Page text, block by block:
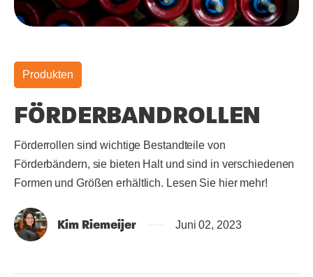
Produkten
FÖRDERBANDROLLEN
Förderrollen sind wichtige Bestandteile von
Förderbändern, sie bieten Halt und sind in verschiedenen
Formen und Größen erhältlich. Lesen Sie hier mehr!
Kim Riemeijer Juni 02, 2023